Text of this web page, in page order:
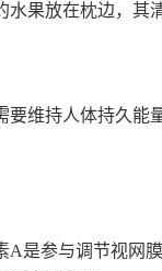
果放在枕边，其
维持人体持久
A是参与调节视